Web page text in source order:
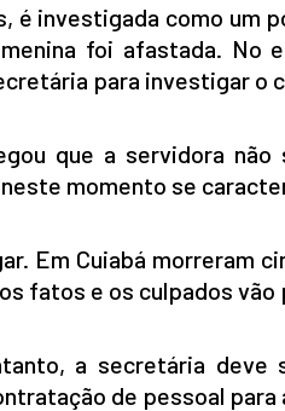
é investigada como um
foi afastada. No
para investigar o
que a servidora
momento se
Em Cuiabá morreram
fatos e os culpados
a secretária
de pessoal para